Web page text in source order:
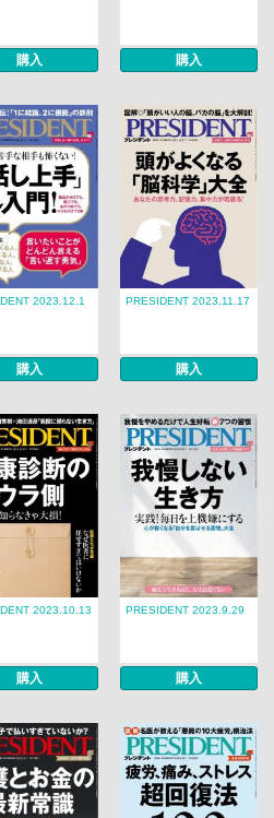
購入 購入
2023.12.1
購入
PRESIDENT 2023.11.17
購入
2023.10.13
購入
PRESIDENT 2023.9.29
購入